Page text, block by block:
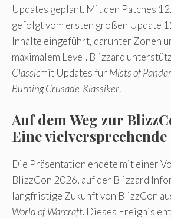
Updates geplant. Mit den Patches
gefolgt vom ersten großen Update
Inhalte eingeführt, darunter Zonen
maximalem Level. Blizzard
Classicmit Updates für Mists of
Burning Crusade-Klassiker.
Auf dem Weg zur
Eine
Die Präsentation endete mit einer
BlizzCon 2026, auf der Blizzard
langfristige Zukunft von BlizzCon
World of Warcraft. Dieses Ereignis